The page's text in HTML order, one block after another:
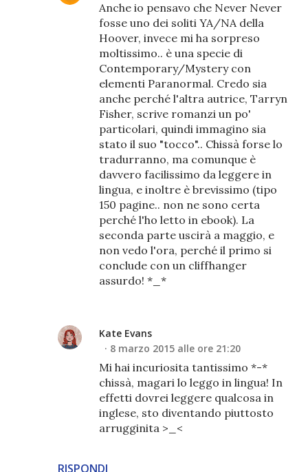
RISPONDI
Anche io pensavo che Never Never
fosse uno dei soliti YA/NA della
Hoover, invece mi ha sorpreso
moltissimo.. è una specie di
Contemporary/Mystery con
elementi Paranormal. Credo sia
anche perché l'altra autrice, Tarryn
Fisher, scrive romanzi un po'
particolari, quindi immagino sia
stato il suo "tocco".. Chissà forse lo
tradurranno, ma comunque è
davvero facilissimo da leggere in
lingua, e inoltre è brevissimo (tipo
150 pagine.. non ne sono certa
perché l'ho letto in ebook). La
seconda parte uscirà a maggio, e
non vedo l'ora, perché il primo si
conclude con un cliffhanger
assurdo! *_*
Kate Evans
8 marzo 2015 alle ore 21:20
Mi hai incuriosita tantissimo *-*
chissà, magari lo leggo in lingua! In
effetti dovrei leggere qualcosa in
inglese, sto diventando piuttosto
arrugginita >_<